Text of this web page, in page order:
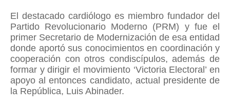
El destacado cardiólogo es miembro fundador del
Partido Revolucionario Moderno (PRM) y fue el
primer Secretario de Modernización de esa entidad
donde aportó sus conocimientos en coordinación y
cooperación con otros condiscípulos, además de
formar y dirigir el movimiento ‘Victoria Electoral’ en
apoyo al entonces candidato, actual presidente de
la República, Luis Abinader.